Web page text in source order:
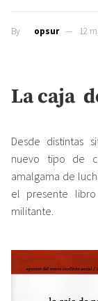
By opsur 12
La caja
Desde distintas
nuevo tipo de
amalgama de
el presente
militante.